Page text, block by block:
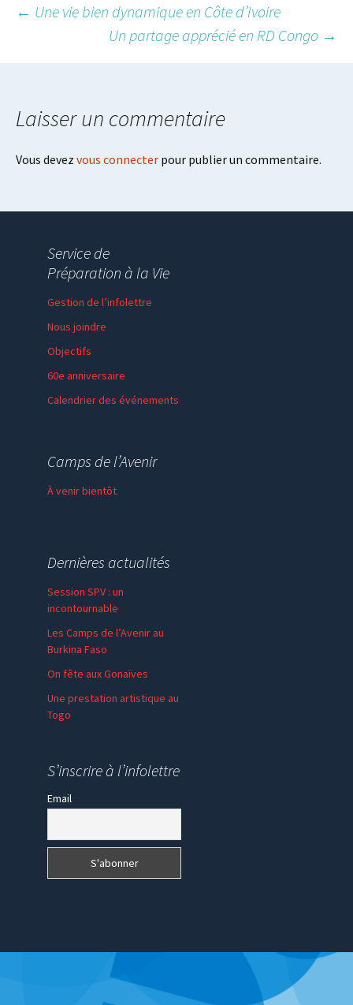
Post
navigation
← Une vie bien dynamique en Côte d’Ivoire
Un partage apprécié en RD Congo →
Laisser un commentaire
Vous devez vous connecter pour publier un commentaire.
Service de
Préparation à la Vie
Gestion de l’infolettre
Nous joindre
Objectifs
60e anniversaire
Calendrier des événements
Faire un don
Camps de l’Avenir
À venir bientôt
Dernières actualités
Session SPV : un
incontournable
Les Camps de l’Avenir au
Burkina Faso
On fête aux Gonaïves
Une prestation artistique au
Togo
S’inscrire à l’infolettre
Email